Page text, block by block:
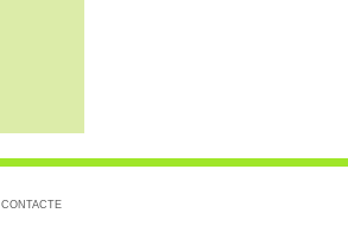
CONTACTE